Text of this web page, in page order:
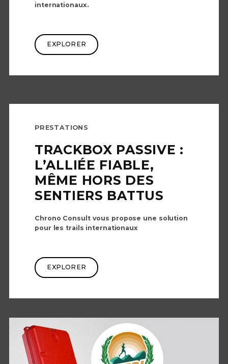
internationaux.
EXPLORER
PRESTATIONS
TRACKBOX PASSIVE :
L’ALLIÉE FIABLE,
MÊME HORS DES
SENTIERS BATTUS
Chrono Consult vous propose une solution
pour les trails internationaux
EXPLORER